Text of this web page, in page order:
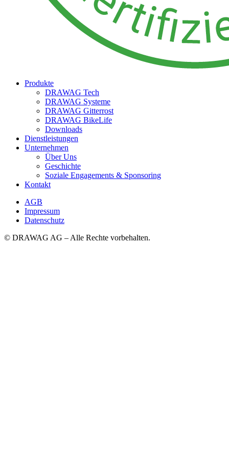
Produkte
DRAWAG Tech
DRAWAG Systeme
DRAWAG Gitterrost
DRAWAG BikeLife
Downloads
Dienstleistungen
Unternehmen
Über Uns
Geschichte
Soziale Engagements & Sponsoring
Kontakt
AGB
Impressum
Datenschutz
© DRAWAG AG – Alle Rechte vorbehalten.